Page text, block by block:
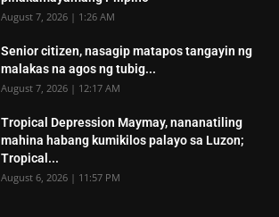
August 7, 2026 | 1:26 AM
Senior citizen, nasagip matapos tangayin ng
malakas na agos ng tubig...
August 7, 2026 | 12:17 AM
Tropical Depression Maymay, nananatiling
mahina habang kumikilos palayo sa Luzon;
Tropical...
August 6, 2026 | 11:57 PM